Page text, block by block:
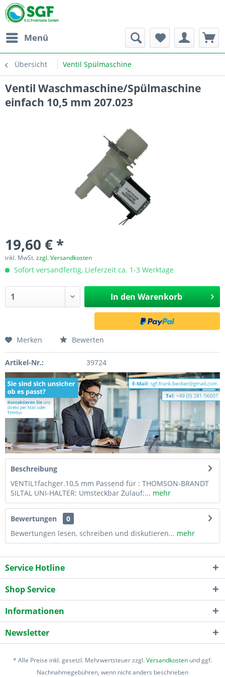
Menü
Übersicht Ventil Spülmaschine
Ventil Waschmaschine/Spülmaschine
einfach 10,5 mm 207.023
19,60 € *
inkl. MwSt.zzgl. Versandkosten
Sofort versandfertig, Lieferzeit ca. 1-3 Werktage
In den Warenkorb
Merken Bewerten
Artikel-Nr.: 39724
Beschreibung
VENTIL1fachger.10,5 mm Passend für : THOMSON-BRANDT
SILTAL UNI-HALTER: Umsteckbar Zulauf:... mehr
Bewertungen
0
Bewertungen lesen, schreiben und diskutieren... mehr
Service Hotline
Shop Service
Informationen
Newsletter
* Alle Preise inkl. gesetzl. Mehrwertsteuer zzgl.Versandkosten und ggf.
Nachnahmegebühren, wenn nicht anders beschrieben